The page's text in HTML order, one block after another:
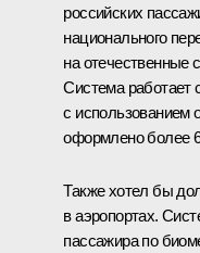
российских
национального
на отечественные
Система работает
с использованием
оформлено более
Также хотел бы
в аэропортах.
пассажира по